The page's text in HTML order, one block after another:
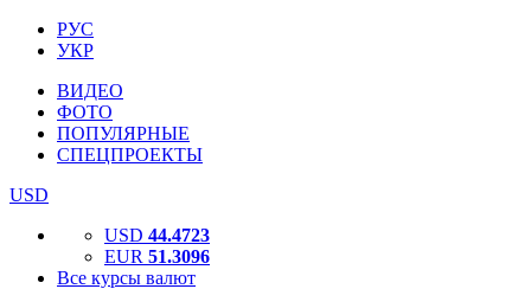
РУС
УКР
ВИДЕО
ФОТО
ПОПУЛЯРНЫЕ
СПЕЦПРОЕКТЫ
USD
USD 44.4723
EUR 51.3096
Все курсы валют